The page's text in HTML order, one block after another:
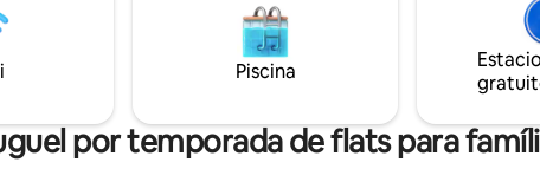
favor, verifique as
adicionais em nosso
parques infantis e lojas também
bem ao virar da esquina.
beleza da Bergstraße!
Piscina
por temporada de flats para